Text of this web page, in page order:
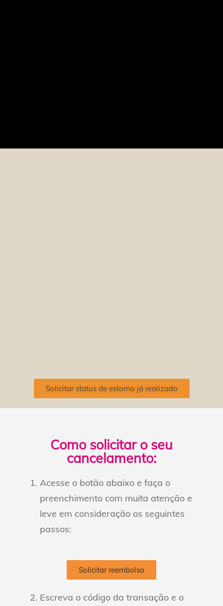
Solicitar status de estorno já realizado
Como solicitar o seu
cancelamento:
Acesse o botão abaixo e faça o
preenchimento com muita atenção e
leve em consideração os seguintes
passos:
Solicitar reembolso
2. Escreva o código da transação e o